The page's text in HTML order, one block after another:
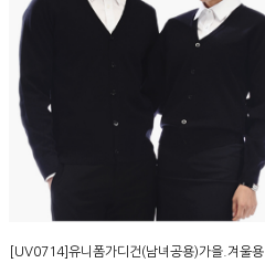
[UV0714]유니폼가디건(남녀공용)가을.겨울용